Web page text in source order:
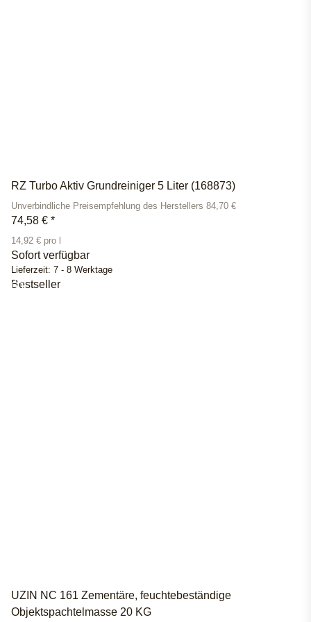
RZ Turbo Aktiv Grundreiniger 5 Liter (168873)
Unverbindliche Preisempfehlung des Herstellers 84,70 €
74,58 € *
14,92 € pro l
Sofort verfügbar
Lieferzeit: 7 - 8 Werktage
Bestseller
UZIN NC 161 Zementäre, feuchtebeständige
Objektspachtelmasse 20 KG